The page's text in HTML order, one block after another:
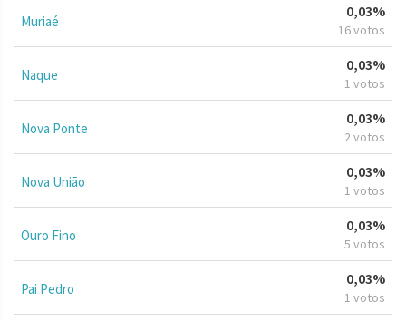
Muriaé
0,03%
16 votos
Naque
0,03%
1 votos
Nova Ponte
0,03%
2 votos
Nova União
0,03%
1 votos
Ouro Fino
0,03%
5 votos
Pai Pedro
0,03%
1 votos